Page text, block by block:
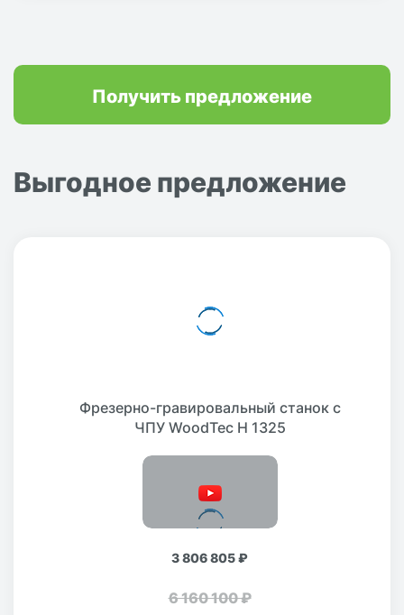
Получить предложение
Выгодное предложение
Фрезерно-гравировальный станок с
ЧПУ WoodTec H 1325
3 806 805 ₽
6 160 100 ₽